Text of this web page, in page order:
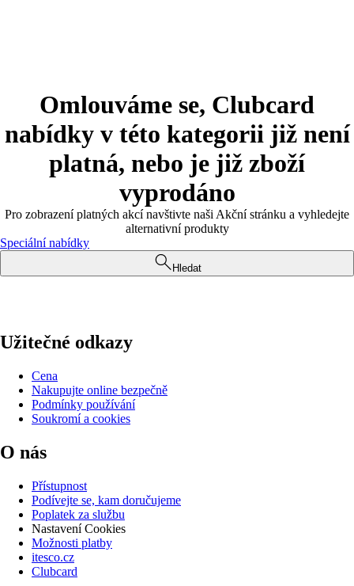
Omlouváme se, Clubcard
nabídky v této kategorii již není
platná, nebo je již zboží
vyprodáno
Pro zobrazení platných akcí navštivte naši Akční stránku a vyhledejte
alternativní produkty
Speciální nabídky
Hledat
Užitečné odkazy
Cena
Nakupujte online bezpečně
Podmínky používání
Soukromí a cookies
O nás
Přístupnost
Podívejte se, kam doručujeme
Poplatek za službu
Nastavení Cookies
Možnosti platby
itesco.cz
Clubcard